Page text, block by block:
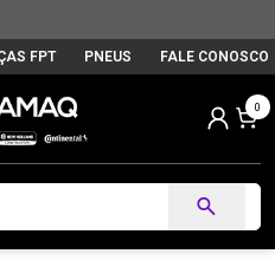
FPT PNEUS FALE CONOSCO
0